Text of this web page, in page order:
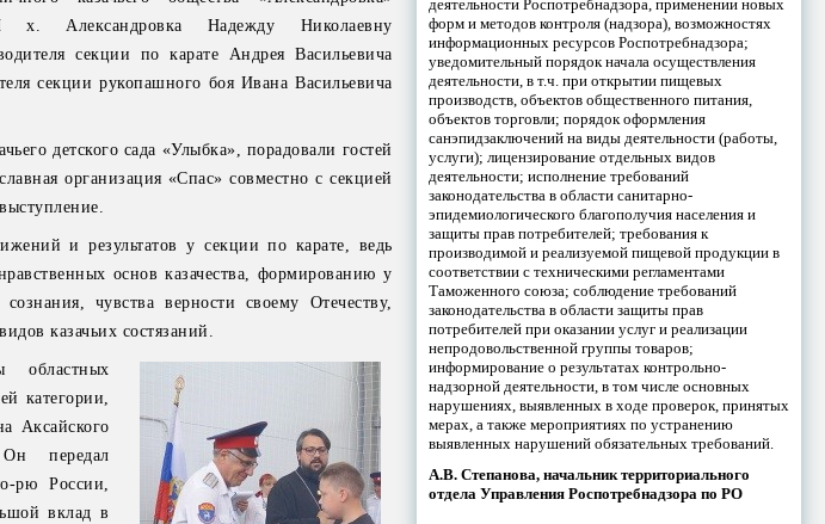
х. Александровка Надежду Николаевну
секции по карате Андрея Васильевича
секции рукопашного боя Ивана Васильевича
детского сада «Улыбка», порадовали гостей
организация «Спас» совместно с секцией
и результатов у секции по карате, ведь
основ казачества, формированию у
чувства верности своему Отечеству,
казачьих состязаний.
областных
категории,
Аксайского
передал
рю России,
вклад в
деятельности Роспотребнадзора, применении новых
форм и методов контроля (надзора), возможностях
информационных ресурсов Роспотребнадзора;
уведомительный порядок начала осуществления
деятельности, в т.ч. при открытии пищевых
производств, объектов общественного питания,
объектов торговли; порядок оформления
санэпидзаключений на виды деятельности (работы,
услуги); лицензирование отдельных видов
деятельности; исполнение требований
законодательства в области санитарно-
эпидемиологического благополучия населения и
защиты прав потребителей; требования к
производимой и реализуемой пищевой продукции в
соответствии с техническими регламентами
Таможенного союза; соблюдение требований
законодательства в области защиты прав
потребителей при оказании услуг и реализации
непродовольственной группы товаров;
информирование о результатах контрольно-
надзорной деятельности, в том числе основных
нарушениях, выявленных в ходе проверок, принятых
мерах, а также мероприятиях по устранению
выявленных нарушений обязательных требований.
А.В. Степанова, начальник территориального
отдела Управления Роспотребнадзора по РО